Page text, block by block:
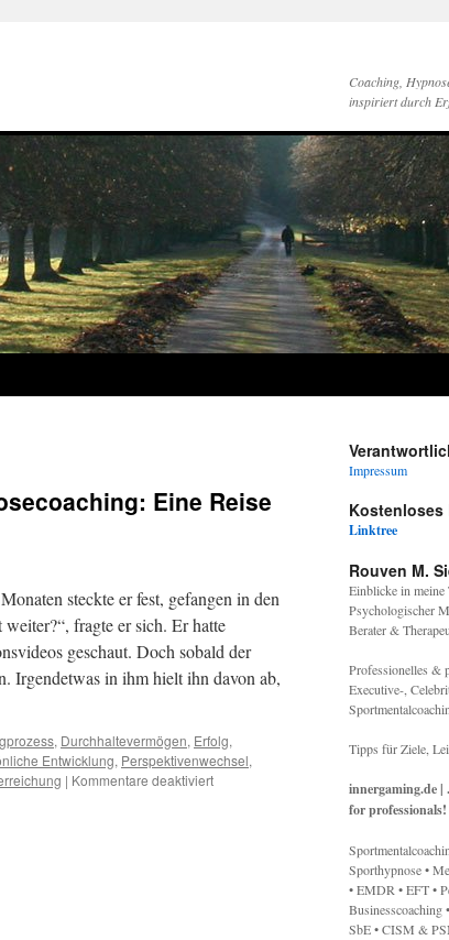
Coaching,
inspiriert durch
Eine Reise
steckte er fest, gefangen in den
fragte er sich. Er hatte
geschaut. Doch sobald der
Irgendetwas in ihm hielt ihn davon ab,
, Durchhaltevermögen, Erfolg,
Entwicklung, Perspektivenwechsel,
| Kommentare deaktiviertfür
Persönlichkeitsentwicklung
Impressum
Kostenloses
Linktree
Rouven M.
Einblicke in meine
Psychologischer
Berater &
Professionelles &
Executive-,
Tipps für Ziele,
innergaming.de |
for professionals!
Sporthypnose •
• EMDR • EFT •
Businesscoaching
SbE • CISM &